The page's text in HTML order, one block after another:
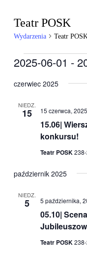
Teatr POSK
Wydarzenia Teatr
Wydarzenia
2025-06-01 -
datę.
czerwiec 2025
NIEDZ.
15
15.06|
konkursu!
15 czerwca, 2025
Teatr POSK
październik 2025
NIEDZ.
5
05.10|
5 października,
Teatr POSK